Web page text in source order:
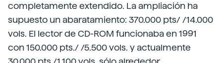
completamente extendido. La ampliación ha
supuesto un abaratamiento: 370.000 pts/ /14.000
vols. El lector de CD-ROM funcionaba en 1991
con 150.000 pts./ /5.500 vols. y actualmente